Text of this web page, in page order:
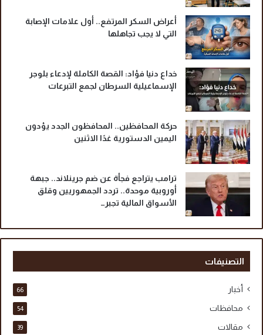
أعراض السكر المرتفع.. أول علامات الإصابة
التي لا يجب تجاهلها
خداع دنيا فؤاد: القصة الكاملة لإدعاء بلوجر
الإسماعيلية السرطان لجمع التبرعات
حركة المحافظين.. المحافظون الجدد يؤدون
اليمين الدستورية غدًا الاثنين
ترامب يتراجع فجأة عن ضم جرينلاند.. جبهة
أوروبية موحدة.. تردد الجمهوريين وقلق
الأسواق المالية تجبر…
التصنيفات
أخبار 66
محافظات 54
مقالات 39